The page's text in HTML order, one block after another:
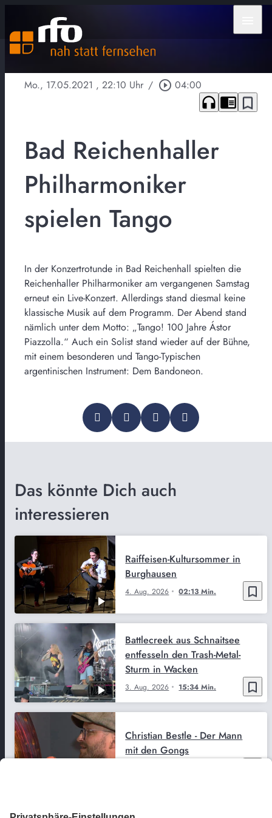
Mo., 17.05.2021 , 22:10 Uhr / play_circle_outline 04:00
headphones chrome_reader_mode bookmark_border
Bad Reichenhaller
Philharmoniker
spielen Tango
In der Konzertrotunde in Bad Reichenhall spielten die
Reichenhaller Philharmoniker am vergangenen Samstag
erneut ein Live-Konzert. Allerdings stand diesmal keine
klassische Musik auf dem Programm. Der Abend stand
nämlich unter dem Motto: „Tango! 100 Jahre Ástor
Piazzolla.“ Auch ein Solist stand wieder auf der Bühne,
mit einem besonderen und Tango-Typischen
argentinischen Instrument: Dem Bandoneon.
Das könnte Dich auch
interessieren
bookmark_border
4. Aug. 2026 02:13 Min.
Raiffeisen-Kultursommer in
Burghausen
bookmark_border
3. Aug. 2026 15:34 Min.
Battlecreek aus Schnaitsee
entfesseln den Trash-Metal-
Sturm in Wacken
Christian Bestle - Der Mann
mit den Gongs